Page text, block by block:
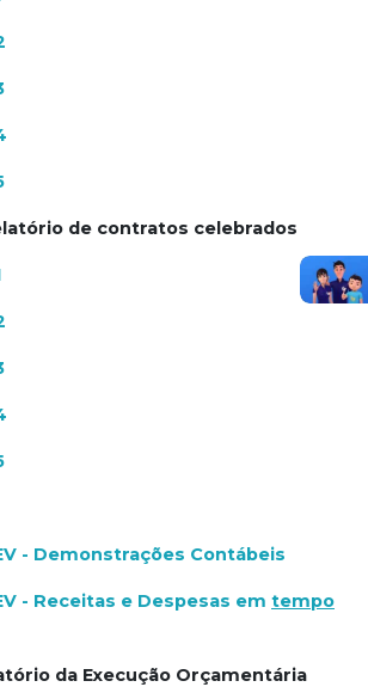
de contratos celebrados
- Demonstrações Contábeis
- Receitas e Despesas em tempo
da Execução Orçamentária